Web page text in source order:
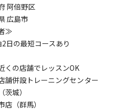
阿倍野区
広島市
≫
日の最短コースあり
くの店舗でレッスンOK
舗併設トレーニングセンター
茨城）
店（群馬）